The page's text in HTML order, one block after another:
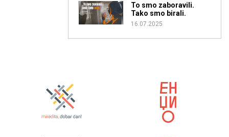
To smo zaboravili.
Tako smo birali.
16.07.2025